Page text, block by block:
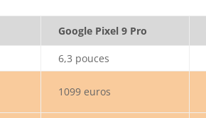
Google Pixel 9 Pro
6,3 pouces
1099 euros